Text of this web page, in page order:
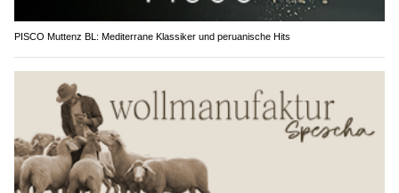
PISCO Muttenz BL: Mediterrane Klassiker und peruanische Hits